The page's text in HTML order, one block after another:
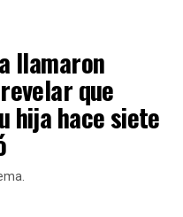
llamaron
que
hija hace siete